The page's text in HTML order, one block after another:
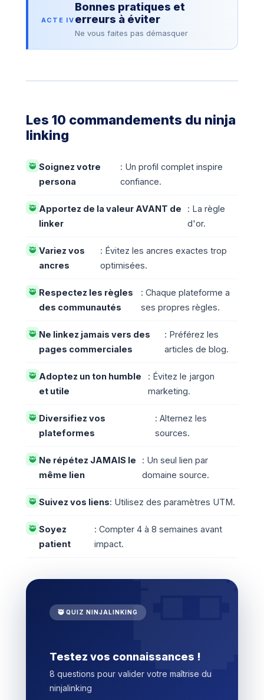
ACTE IV
Bonnes pratiques et
erreurs à éviter
Ne vous faites pas démasquer
Les 10 commandements du ninja
linking
🥷 Soignez votre
persona
: Un profil complet inspire
confiance.
🥷 Apportez de la valeur AVANT de
linker
: La règle
d'or.
🥷 Variez vos
ancres
: Évitez les ancres exactes trop
optimisées.
🥷 Respectez les règles
des communautés
: Chaque plateforme a
ses propres règles.
🥷 Ne linkez jamais vers des
pages commerciales
: Préférez les
articles de blog.
🥷 Adoptez un ton humble
et utile
: Évitez le jargon
marketing.
🥷 Diversifiez vos
plateformes
: Alternez les
sources.
🥷 Ne répétez JAMAIS le
même lien
: Un seul lien par
domaine source.
🥷 Suivez vos liens: Utilisez des paramètres UTM.
🥷 Soyez
patient
: Compter 4 à 8 semaines avant
impact.
🥷 QUIZ NINJALINKING
Testez vos connaissances !
8 questions pour valider votre maîtrise du
ninjalinking